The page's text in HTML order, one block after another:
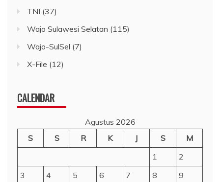
TNI (37)
Wajo Sulawesi Selatan (115)
Wajo-SulSel (7)
X-File (12)
CALENDAR
Agustus 2026
S
S R K J S
M
1
2
3
4 5 6 7 8
9